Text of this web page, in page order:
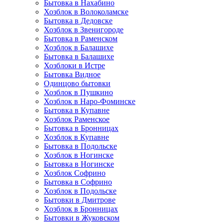
Бытовка в Нахабино
Хозблок в Волоколамске
Бытовкa в Дедовске
Хозблок в Звенигороде
Бытовка в Раменском
Хозблок в Балашихе
Бытовкa в Балашихе
Хозблоки в Истре
Бытовка Видное
Одинцово бытовки
Хозблок в Пушкино
Хозблок в Наро-Фоминске
Бытовка в Купавне
Хозблок Раменское
Бытовка в Бронницах
Хозблок в Купавне
Бытовка в Подольске
Хозблок в Ногинске
Бытовка в Ногинске
Хозблок Софрино
Бытовка в Софрино
Хозблок в Подольске
Бытовки в Дмитрове
Хозблок в Бронницах
Бытовки в Жуковском